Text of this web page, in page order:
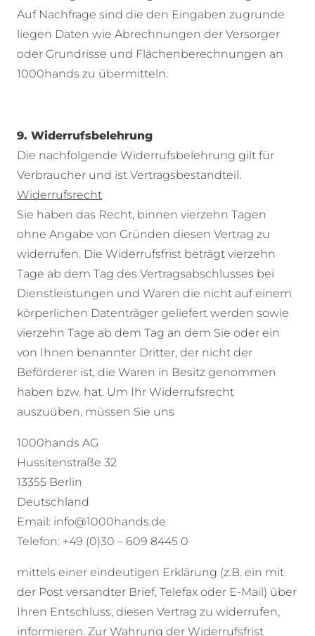
Auf Nachfrage sind die den Eingaben zugrunde
liegen Daten wie Abrechnungen der Versorger
oder Grundrisse und Flächenberechnungen an
1000hands zu übermitteln.
9. Widerrufsbelehrung
Die nachfolgende Widerrufsbelehrung gilt für
Verbraucher und ist Vertragsbestandteil.
Widerrufsrecht
Sie haben das Recht, binnen vierzehn Tagen
ohne Angabe von Gründen diesen Vertrag zu
widerrufen. Die Widerrufsfrist beträgt vierzehn
Tage ab dem Tag des Vertragsabschlusses bei
Dienstleistungen und Waren die nicht auf einem
körperlichen Datenträger geliefert werden sowie
vierzehn Tage ab dem Tag an dem Sie oder ein
von Ihnen benannter Dritter, der nicht der
Beförderer ist, die Waren in Besitz genommen
haben bzw. hat. Um Ihr Widerrufsrecht
auszuüben, müssen Sie uns
1000hands AG
Hussitenstraße 32
13355 Berlin
Deutschland
Email: info@1000hands.de
Telefon: +49 (0)30 – 609 8445 0
mittels einer eindeutigen Erklärung (z.B. ein mit
der Post versandter Brief, Telefax oder E-Mail) über
Ihren Entschluss, diesen Vertrag zu widerrufen,
informieren. Zur Wahrung der Widerrufsfrist